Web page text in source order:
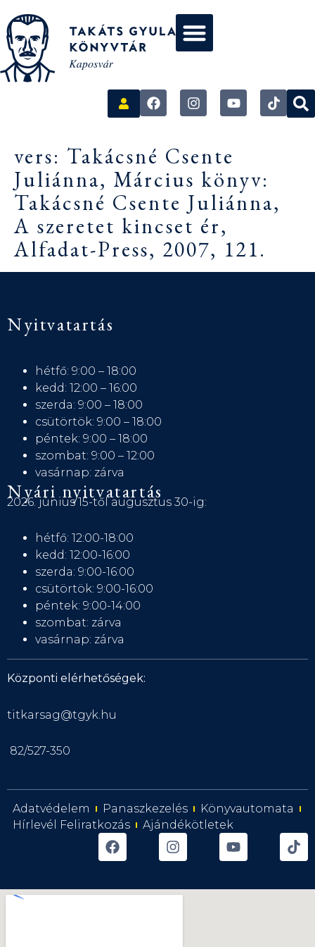
vers: Takácsné Csente
Juliánna, Március könyv:
Takácsné Csente Juliánna,
A szeretet kincset ér,
Alfadat-Press, 2007, 121.
Nyitvatartás
hétfő: 9:00 – 18:00
kedd: 12:00 – 16:00
szerda: 9:00 – 18:00
csütörtök: 9:00 – 18:00
péntek: 9:00 – 18:00
szombat: 9:00 – 12:00
vasárnap: zárva
Nyári nyitvatartás
2026. június 15-től augusztus 30-ig:
hétfő: 12:00-18:00
kedd: 12:00-16:00
szerda: 9:00-16:00
csütörtök: 9:00-16:00
péntek: 9:00-14:00
szombat: zárva
vasárnap: zárva
Központi elérhetőségek:
titkarsag@tgyk.hu
82/527-350
Adatvédelem Panaszkezelés
Könyvautomata
Hírlevél Feliratkozás
Ajándékötletek